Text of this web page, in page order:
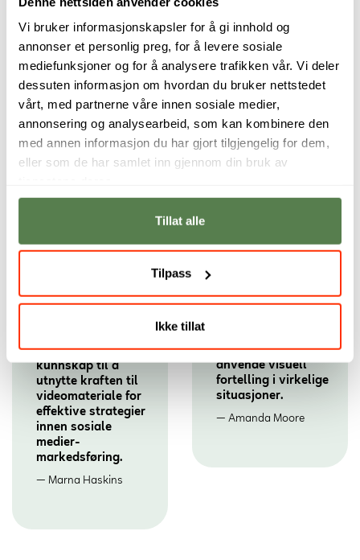
Vi bruker informasjonskapsler for å gi innhold og
annonser et personlig preg, for å levere sosiale
mediefunksjoner og for å analysere trafikken vår. Vi deler
dessuten informasjon om hvordan du bruker nettstedet
vårt, med partnerne våre innen sosiale medier,
annonsering og analysearbeid, som kan kombinere den
med annen informasjon du har gjort tilgjengelig for dem,
eller som de har samlet inn gjennom din bruk av
Tillat alle
Tilpass
Ikke tillat
Øksnes
Vårt fagpersonell
Få ferdigheter og
kunnskap til å
utnytte kraften til
videomateriale for
effektive strategier
innen sosiale
medier-
markedsføring.
Marna Haskins
Vi fokuserer på å
anvende visuell
fortelling i virkelige
situasjoner.
Amanda Moore